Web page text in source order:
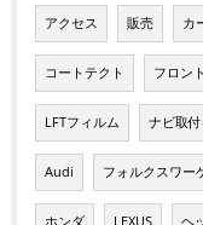
アクセス 販売 カ
コートテクト フロン
LFTフィルム ナビ取
Audi フォルクスワー
ホンダ LEXUS ヘ